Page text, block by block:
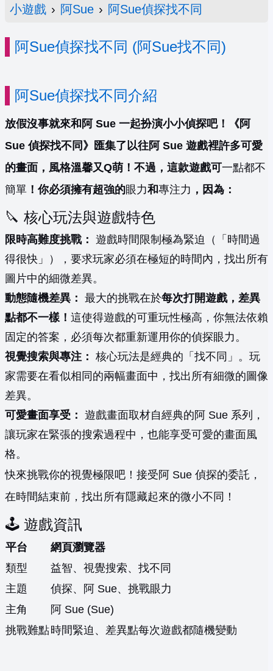
小遊戲 › 阿Sue › 阿Sue偵探找不同
阿Sue偵探找不同 (阿Sue找不同)
阿Sue偵探找不同介紹
放假沒事就來和阿 Sue 一起扮演小小偵探吧！《阿
Sue 偵探找不同》匯集了以往阿 Sue 遊戲裡許多可愛
的畫面，風格溫馨又Q萌！不過，這款遊戲可一點都不
簡單 ！你必須擁有超強的眼力和專注力 ，因為：
🔪 核心玩法與遊戲特色
限時高難度挑戰： 遊戲時間限制極為緊迫（「時間過
得很快」），要求玩家必須在極短的時間內，找出所有
圖片中的細微差異。
動態隨機差異： 最大的挑戰在於每次打開遊戲，差異
點都不一樣！ 這使得遊戲的可重玩性極高，你無法依賴
固定的答案，必須每次都重新運用你的偵探眼力。
視覺搜索與專注： 核心玩法是經典的「找不同」。玩
家需要在看似相同的兩幅畫面中，找出所有細微的圖像
差異。
可愛畫面享受： 遊戲畫面取材自經典的阿 Sue 系列，
讓玩家在緊張的搜索過程中，也能享受可愛的畫面風
格。
快來挑戰你的視覺極限吧！接受阿 Sue 偵探的委託，
在時間結束前，找出所有隱藏起來的微小不同！
🕹️ 遊戲資訊
平台
網頁瀏覽器
類型
益智、視覺搜索、找不同
主題
偵探、阿 Sue、挑戰眼力
主角
阿 Sue (Sue)
挑戰難點時間緊迫、差異點每次遊戲都隨機變動